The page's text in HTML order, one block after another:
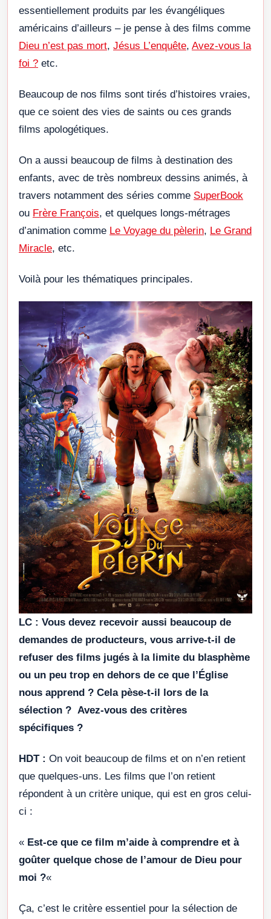
essentiellement produits par les évangéliques
américains d’ailleurs – je pense à des films comme
Dieu n’est pas mort, Jésus L’enquête, Avez-vous la
foi ? etc.
Beaucoup de nos films sont tirés d’histoires vraies,
que ce soient des vies de saints ou ces grands
films apologétiques.
On a aussi beaucoup de films à destination des
enfants, avec de très nombreux dessins animés, à
travers notamment des séries comme SuperBook
ou Frère François, et quelques longs-métrages
d’animation comme Le Voyage du pèlerin, Le Grand
Miracle, etc.
Voilà pour les thématiques principales.
LC : Vous devez recevoir aussi beaucoup de
demandes de producteurs, vous arrive-t-il de
refuser des films jugés à la limite du blasphème
ou un peu trop en dehors de ce que l’Église
nous apprend ? Cela pèse-t-il lors de la
sélection ? Avez-vous des critères
spécifiques ?
HDT : On voit beaucoup de films et on n’en retient
que quelques-uns. Les films que l’on retient
répondent à un critère unique, qui est en gros celui-
ci :
« Est-ce que ce film m’aide à comprendre et à
goûter quelque chose de l’amour de Dieu pour
moi ?«
Ça, c’est le critère essentiel pour la sélection de